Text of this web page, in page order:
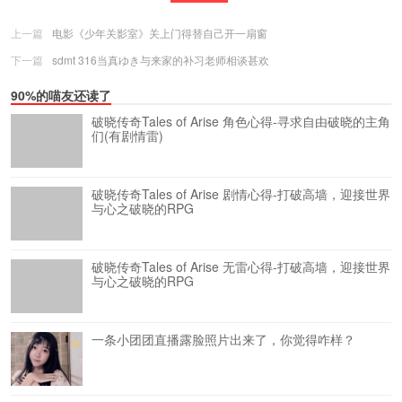
上一篇
电影《少年关影室》关上门得替自己开一扇窗
下一篇
sdmt 316当真ゆき与来家的补习老师相谈甚欢
90%的喵友还读了
破晓传奇Tales of Arise 角色心得-寻求自由破晓的主角
们(有剧情雷)
破晓传奇Tales of Arise 剧情心得-打破高墙，迎接世界
与心之破晓的RPG
破晓传奇Tales of Arise 无雷心得-打破高墙，迎接世界
与心之破晓的RPG
一条小团团直播露脸照片出来了，你觉得咋样？